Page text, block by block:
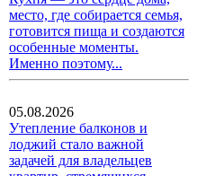
место, где собирается семья,
готовится пища и создаются
особенные моменты.
Именно поэтому...
05.08.2026
Утепление балконов и
лоджий стало важной
задачей для владельцев